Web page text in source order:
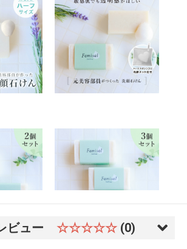
ビュー ☆☆☆☆☆ (0)